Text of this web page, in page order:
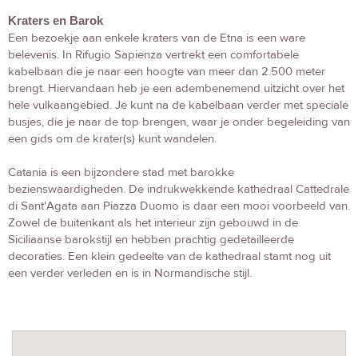
Kraters en Barok
Een bezoekje aan enkele kraters van de Etna is een ware
belevenis. In Rifugio Sapienza vertrekt een comfortabele
kabelbaan die je naar een hoogte van meer dan 2.500 meter
brengt. Hiervandaan heb je een adembenemend uitzicht over het
hele vulkaangebied. Je kunt na de kabelbaan verder met speciale
busjes, die je naar de top brengen, waar je onder begeleiding van
een gids om de krater(s) kunt wandelen.
Catania is een bijzondere stad met barokke
bezienswaardigheden. De indrukwekkende kathedraal Cattedrale
di Sant'Agata aan Piazza Duomo is daar een mooi voorbeeld van.
Zowel de buitenkant als het interieur zijn gebouwd in de
Siciliaanse barokstijl en hebben prachtig gedetailleerde
decoraties. Een klein gedeelte van de kathedraal stamt nog uit
een verder verleden en is in Normandische stijl.